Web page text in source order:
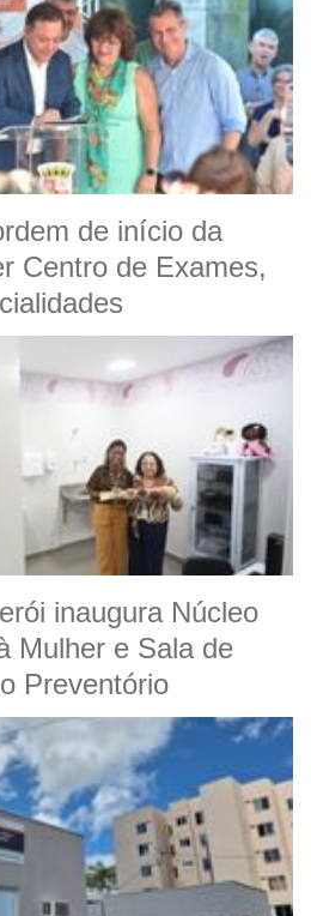
de início da
Centro de Exames,
inaugura Núcleo
Mulher e Sala de
Preventório